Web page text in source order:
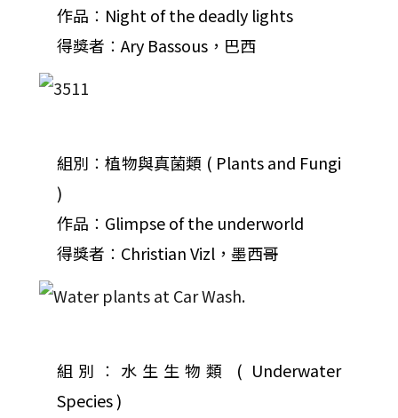
作品︰Night of the deadly lights
得獎者︰Ary Bassous，巴西
組別︰植物與真菌類 ( Plants and Fungi
)
作品︰Glimpse of the underworld
得獎者︰Christian Vizl，墨西哥
組別︰水生生物類 ( Underwater
Species )